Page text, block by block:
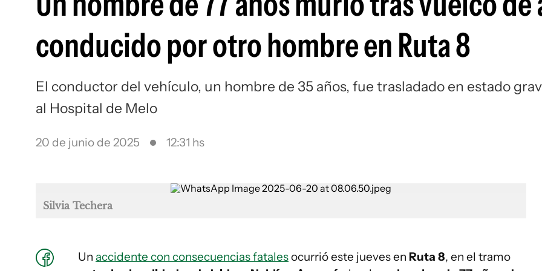
conducido por otro hombre en Ruta 8
El conductor del vehículo, un hombre de 35 años, fue trasladado en estado
al Hospital de Melo
20 de junio de 2025 12:31 hs
Silvia Techera
Un accidente con consecuencias fatalesocurrió este jueves en Ruta 8, en el tramo